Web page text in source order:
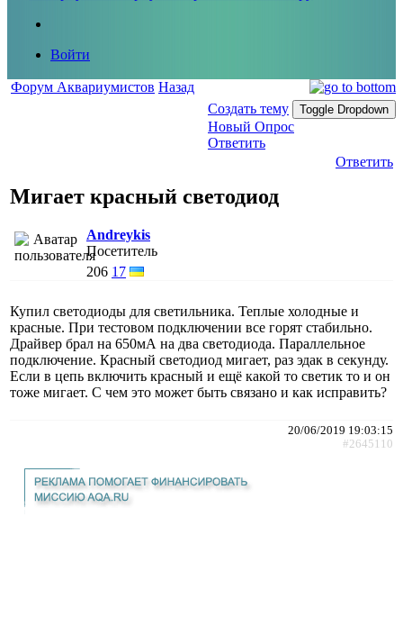
Войти
Форум Аквариумистов Назад
Создать тему
Toggle Dropdown
Новый Опрос
Ответить
Ответить
Мигает красный светодиод
Andreykis
Посетитель
206 17
Купил светодиоды для светильника. Теплые холодные и
красные. При тестовом подключении все горят стабильно.
Драйвер брал на 650мА на два светодиода. Параллельное
подключение. Красный светодиод мигает, раз эдак в секунду.
Если в цепь включить красный и ещё какой то светик то и он
тоже мигает. С чем это может быть связано и как исправить?
20/06/2019 19:03:15
#2645110